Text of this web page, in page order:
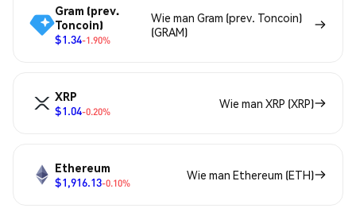
Gram (prev.
Toncoin)
$1.34-1.90%
Wie man Gram (prev. Toncoin)
(GRAM)
XRP
$1.04-0.20%
Wie man XRP (XRP)
Ethereum
$1,916.13-0.10%
Wie man Ethereum (ETH)